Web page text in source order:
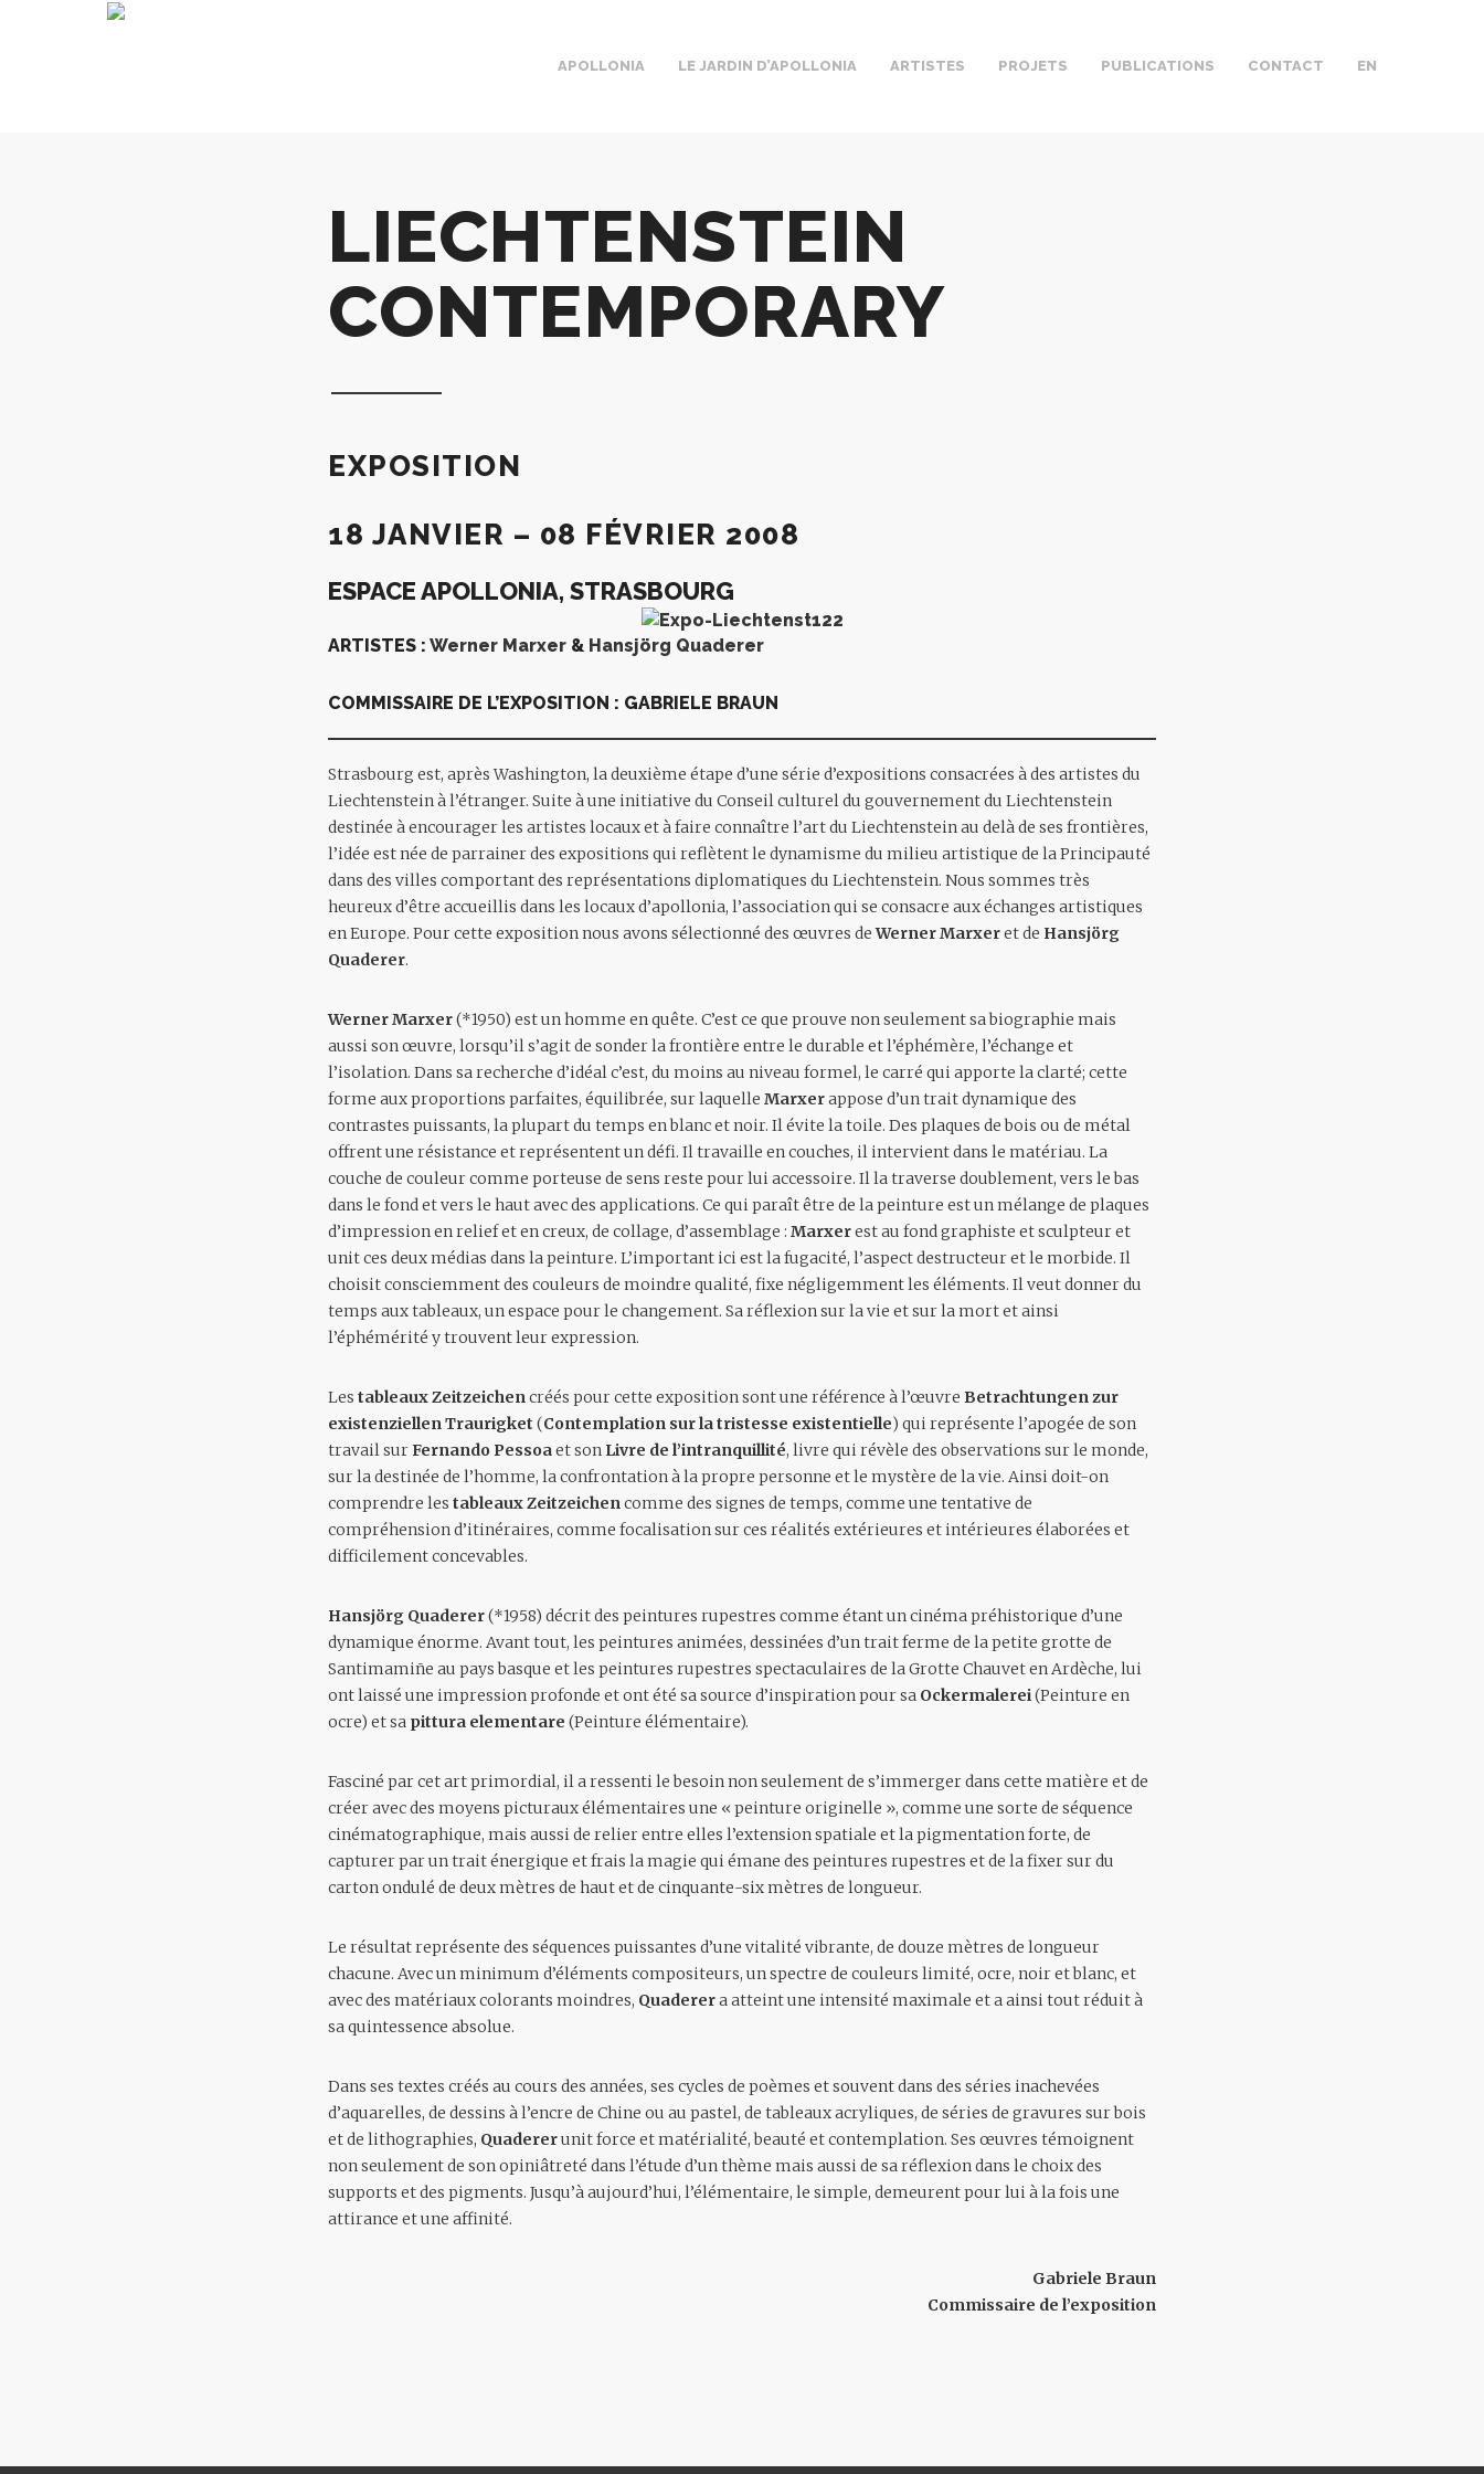
APOLLONIA LE JARDIN D’APOLLONIA ARTISTES PROJETS PUBLICATIONS CONTACT EN
LIECHTENSTEIN
CONTEMPORARY
EXPOSITION
18 JANVIER – 08 FÉVRIER 2008
ESPACE APOLLONIA, STRASBOURG
ARTISTES : Werner Marxer & Hansjörg Quaderer
COMMISSAIRE DE L’EXPOSITION : GABRIELE BRAUN
Strasbourg est, après Washington, la deuxième étape d’une série d’expositions consacrées à des artistes du
Liechtenstein à l’étranger. Suite à une initiative du Conseil culturel du gouvernement du Liechtenstein
destinée à encourager les artistes locaux et à faire connaître l’art du Liechtenstein au delà de ses frontières,
l’idée est née de parrainer des expositions qui reflètent le dynamisme du milieu artistique de la Principauté
dans des villes comportant des représentations diplomatiques du Liechtenstein. Nous sommes très
heureux d’être accueillis dans les locaux d’apollonia, l’association qui se consacre aux échanges artistiques
en Europe. Pour cette exposition nous avons sélectionné des œuvres deWerner Marxeret de Hansjörg
Quaderer.
Werner Marxer(*1950) est un homme en quête. C’est ce que prouve non seulement sa biographie mais
aussi son œuvre, lorsqu’il s’agit de sonder la frontière entre le durable et l’éphémère, l’échange et
l’isolation. Dans sa recherche d’idéal c’est, du moins au niveau formel, le carré qui apporte la clarté; cette
forme aux proportions parfaites, équilibrée, sur laquelle Marxerappose d’un trait dynamique des
contrastes puissants, la plupart du temps en blanc et noir. Il évite la toile. Des plaques de bois ou de métal
offrent une résistance et représentent un défi. Il travaille en couches, il intervient dans le matériau. La
couche de couleur comme porteuse de sens reste pour lui accessoire. Il la traverse doublement, vers le bas
dans le fond et vers le haut avec des applications. Ce qui paraît être de la peinture est un mélange de plaques
d’impression en relief et en creux, de collage, d’assemblage : Marxerest au fond graphiste et sculpteur et
unit ces deux médias dans la peinture. L’important ici est la fugacité, l’aspect destructeur et le morbide. Il
choisit consciemment des couleurs de moindre qualité, fixe négligemment les éléments. Il veut donner du
temps aux tableaux, un espace pour le changement. Sa réflexion sur la vie et sur la mort et ainsi
l’éphémérité y trouvent leur expression.
Les tableaux Zeitzeichencréés pour cette exposition sont une référence à l’œuvre Betrachtungen zur
existenziellen Traurigket (Contemplation sur la tristesse existentielle) qui représente l’apogée de son
travail surFernando Pessoaet son Livre de l’intranquillité, livre qui révèle des observations sur le monde,
sur la destinée de l’homme, la confrontation à la propre personne et le mystère de la vie. Ainsi doit-on
comprendre les tableaux Zeitzeichencomme des signes de temps, comme une tentative de
compréhension d’itinéraires, comme focalisation sur ces réalités extérieures et intérieures élaborées et
difficilement concevables.
Hansjörg Quaderer(*1958) décrit des peintures rupestres comme étant un cinéma préhistorique d’une
dynamique énorme. Avant tout, les peintures animées, dessinées d’un trait ferme de la petite grotte de
Santimamiñe au pays basque et les peintures rupestres spectaculaires de la Grotte Chauvet en Ardèche, lui
ont laissé une impression profonde et ont été sa source d’inspiration pour sa Ockermalerei(Peinture en
ocre) et sa pittura elementare (Peinture élémentaire).
Fasciné par cet art primordial, il a ressenti le besoin non seulement de s’immerger dans cette matière et de
créer avec des moyens picturaux élémentaires une « peinture originelle », comme une sorte de séquence
cinématographique, mais aussi de relier entre elles l’extension spatiale et la pigmentation forte, de
capturer par un trait énergique et frais la magie qui émane des peintures rupestres et de la fixer sur du
carton ondulé de deux mètres de haut et de cinquante-six mètres de longueur.
Le résultat représente des séquences puissantes d’une vitalité vibrante, de douze mètres de longueur
chacune. Avec un minimum d’éléments compositeurs, un spectre de couleurs limité, ocre, noir et blanc, et
avec des matériaux colorants moindres, Quaderera atteint une intensité maximale et a ainsi tout réduit à
sa quintessence absolue.
Dans ses textes créés au cours des années, ses cycles de poèmes et souvent dans des séries inachevées
d’aquarelles, de dessins à l’encre de Chine ou au pastel, de tableaux acryliques, de séries de gravures sur bois
et de lithographies, Quadererunit force et matérialité, beauté et contemplation. Ses œuvres témoignent
non seulement de son opiniâtreté dans l’étude d’un thème mais aussi de sa réflexion dans le choix des
supports et des pigments. Jusqu’à aujourd’hui, l’élémentaire, le simple, demeurent pour lui à la fois une
attirance et une affinité.
Gabriele Braun
Commissaire de l’exposition